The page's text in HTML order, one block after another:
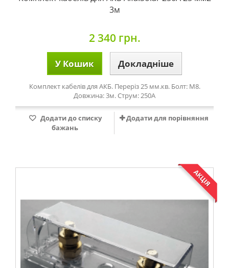
3м
2 340 грн.
У Кошик Докладніше
Комплект кабелів для АКБ. Переріз 25 мм.кв. Болт: М8.
Довжина: 3м. Струм: 250А
Додати до списку
бажань
Додати для порівняння
АКЦІЯ